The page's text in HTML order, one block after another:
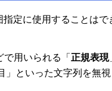
定に使用することはで
で用いられる「正規表現
といった文字列を無視